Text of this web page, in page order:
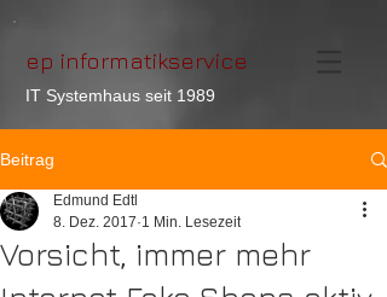
ep informatikservice
IT Systemhaus seit 1989
Beitrag
Vorsicht, immer mehr
Edmund Edtl
8. Dez. 2017 1 Min. Lesezeit